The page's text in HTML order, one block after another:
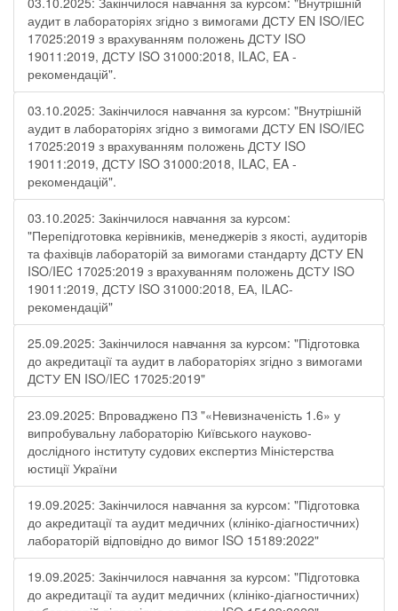
аудит в лабораторіях згідно з вимогами ДСТУ EN ISO/IEC
17025:2019 з врахуванням положень ДСТУ ISO
19011:2019, ДСТУ ISO 31000:2018, ILAC, EA -
рекомендацій".
03.10.2025: Закінчилося навчання за курсом: "Внутрішній
аудит в лабораторіях згідно з вимогами ДСТУ EN ISO/IEC
17025:2019 з врахуванням положень ДСТУ ISO
19011:2019, ДСТУ ISO 31000:2018, ILAC, EA -
рекомендацій".
03.10.2025: Закінчилося навчання за курсом:
"Перепідготовка керівників, менеджерів з якості, аудиторів
та фахівців лабораторій за вимогами стандарту ДСТУ EN
ISO/IEC 17025:2019 з врахуванням положень ДСТУ ISO
19011:2019, ДСТУ ISO 31000:2018, ЕА, ILAC-
рекомендацій"
25.09.2025: Закінчилося навчання за курсом: "Підготовка
до акредитації та аудит в лабораторіях згідно з вимогами
ДСТУ EN ISO/IEC 17025:2019"
23.09.2025: Впроваджено ПЗ "«Невизначеність 1.6» у
випробувальну лабораторію Київського науково-
дослідного інституту судових експертиз Міністерства
юстиції України
19.09.2025: Закінчилося навчання за курсом: "Підготовка
до акредитації та аудит медичних (клініко-діагностичних)
лабораторій відповідно до вимог ISO 15189:2022"
19.09.2025: Закінчилося навчання за курсом: "Підготовка
до акредитації та аудит медичних (клініко-діагностичних)